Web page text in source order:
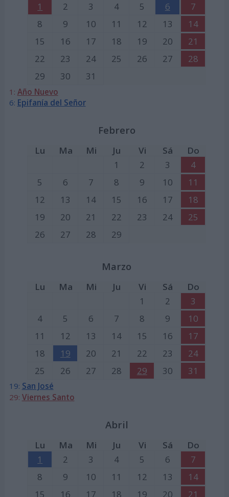
1
2 3 4 5 6
7
8
9 10 11 12 13
14
15
16 17 18 19 20
21
22
23 24 25 26 27
28
29
30 31
1: Año Nuevo
6: Epifanía del Señor
Febrero
Lu Ma Mi Ju Vi Sá
Do
1
2 3
4
5
6 7 8 9 10
11
12
13 14 15 16 17
18
19
20 21 22 23 24
25
26
27 28 29
Marzo
Lu Ma Mi Ju Vi Sá
Do
1
2
3
4
5 6 7 8 9
10
11
12 13 14 15 16
17
18
19 20 21 22 23
24
25
26 27 28 29 30 31
19: San José
29: Viernes Santo
Abril
Lu Ma Mi Ju Vi Sá
Do
1
2 3 4 5 6
7
8
9 10 11 12 13
14
15
16 17 18 19 20 21